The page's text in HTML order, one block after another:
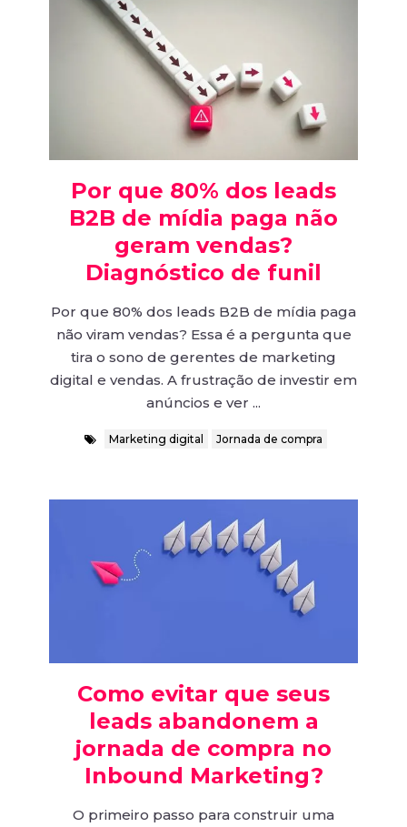
Por que 80% dos leads
B2B de mídia paga não
geram vendas?
Diagnóstico de funil
Por que 80% dos leads B2B de mídia paga
não viram vendas? Essa é a pergunta que
tira o sono de gerentes de marketing
digital e vendas. A frustração de investir em
anúncios e ver ...
Marketing digital Jornada de compra
Como evitar que seus
leads abandonem a
jornada de compra no
Inbound Marketing?
O primeiro passo para construir uma